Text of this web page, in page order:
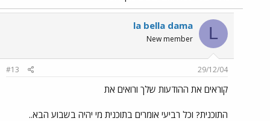
L
la bella dama
New member
29/12/04
#13
קוראים את ההודעות שלך ורואים את
התוכנית? וכל רביעי אומרים בתוכנית מי יהיה בשבוע הבא..